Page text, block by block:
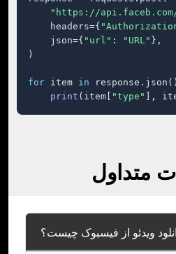
"https://
    headers={
    json={
"url" : "URL" },
)
for item in
print (item[ "type" ],
متداول
ویدئو از فیسبوک چیست؟